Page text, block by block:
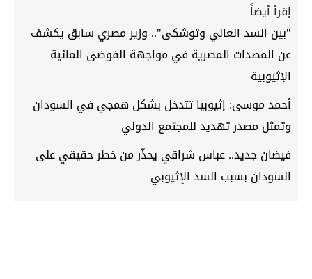
إقرأ أيضاً
"بين السد العالي وتوشكى".. وزير مصري سابق يكشف
عن المصدات المصرية في مواجهة الفوضى المائية
الإثيوبية
أحمد موسى: إثيوبيا تتدخل بشكل همجي في السودان
وتمثل مصدر تهديد للمجتمع الدولي
فيضان جديد.. عباس شراقي يحذّر من خطر حقيقي على
السودان بسبب السد الإثيوبي